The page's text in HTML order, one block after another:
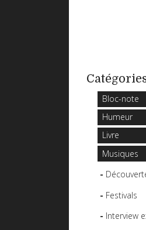
Bloc-note
Humeur
Livre
Musiques
Festivals
Interview